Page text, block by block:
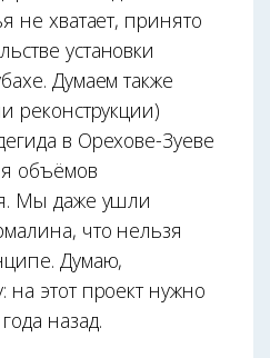
не хватает, принято
установки
Думаем также
реконструкции)
в Орехове-Зуеве
объёмов
Мы даже ушли
что нельзя
Думаю,
этот проект нужно
назад.